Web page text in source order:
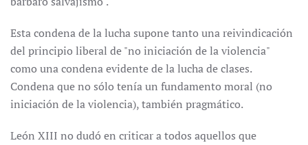
Esta condena de la lucha supone tanto una reivindicación
del principio liberal de "no iniciación de la violencia"
como una condena evidente de la lucha de clases.
Condena que no sólo tenía un fundamento moral (no
iniciación de la violencia), también pragmático.
León XIII no dudó en criticar a todos aquellos que